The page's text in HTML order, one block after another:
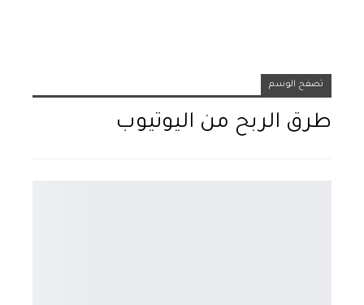
تصفح الوسم
طرق الربح من اليوتيوب